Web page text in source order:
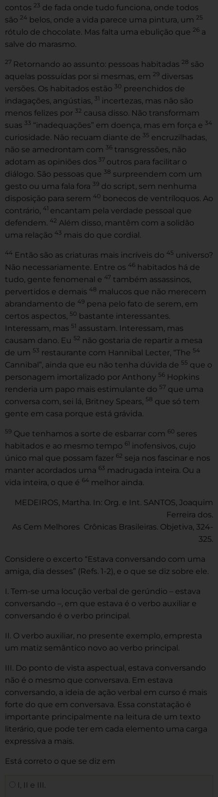
contos 23 de fada onde tudo funciona, onde todos
são 24 belos, onde a vida parece uma pintura, um 25
rótulo de chocolate. Mas falta uma ebulição que 26 a
salve do marasmo.
27 Retornando ao assunto: pessoas habitadas 28 são
aquelas possuídas por si mesmas, em 29 diversas
versões. Os habitados estão 30 preenchidos de
indagações, angústias, 31 incertezas, mas não são
menos felizes por 32 causa disso. Não transformam
suas 33 “inadequações” em doença, mas em força e 34
curiosidade. Não recuam diante de 35 encruzilhadas,
não se amedrontam com 36 transgressões, não
adotam as opiniões dos 37 outros para facilitar o
diálogo. São pessoas que 38 surpreendem com um
gesto ou uma fala fora 39 do script, sem nenhuma
disposição para serem 40 bonecos de ventríloquos. Ao
contrário, 41 encantam pela verdade pessoal que
defendem. 42 Além disso, mantêm com a solidão
uma relação 43 mais do que cordial.
44 Então são as criaturas mais incríveis do 45 universo?
Não necessariamente. Entre os 46 habitados há de
tudo, gente fenomenal e 47 também assassinos,
pervertidos e demais 48 malucos que não merecem
abrandamento de 49 pena pelo fato de serem, em
certos aspectos, 50 bastante interessantes.
Interessam, mas 51 assustam. Interessam, mas
causam dano. Eu 52 não gostaria de repartir a mesa
de um 53 restaurante com Hannibal Lecter, “The 54
Cannibal”, ainda que eu não tenha dúvida de 55 que o
personagem imortalizado por Anthony 56 Hopkins
renderia um papo mais estimulante do 57 que uma
conversa com, sei lá, Britney Spears, 58 que só tem
gente em casa porque está grávida.
59 Que tenhamos a sorte de esbarrar com 60 seres
habitados e ao mesmo tempo 61 inofensivos, cujo
único mal que possam fazer 62 seja nos fascinar e nos
manter acordados uma 63 madrugada inteira. Ou a
vida inteira, o que é 64 melhor ainda.
MEDEIROS, Martha. In: Org. e Int. SANTOS, Joaquim
Ferreira dos.
As Cem Melhores Crônicas Brasileiras. Objetiva, 324-
325.
Considere o excerto “Estava conversando com uma
amiga, dia desses” (Refs. 1-2), e o que se diz sobre ele.
I. Tem-se uma locução verbal de gerúndio – estava
conversando –, em que estava é o verbo auxiliar e
conversando é o verbo principal.
II. O verbo auxiliar, no presente exemplo, empresta
um matiz semântico novo ao verbo principal.
III. Do ponto de vista aspectual, estava conversando
não é o mesmo que conversava. Em estava
conversando, a ideia de ação verbal em curso é mais
forte do que em conversava. Essa constatação é
importante principalmente na leitura de um texto
literário, que pode ter em cada elemento uma carga
expressiva a mais.
Está correto o que se diz em
I, II e III.